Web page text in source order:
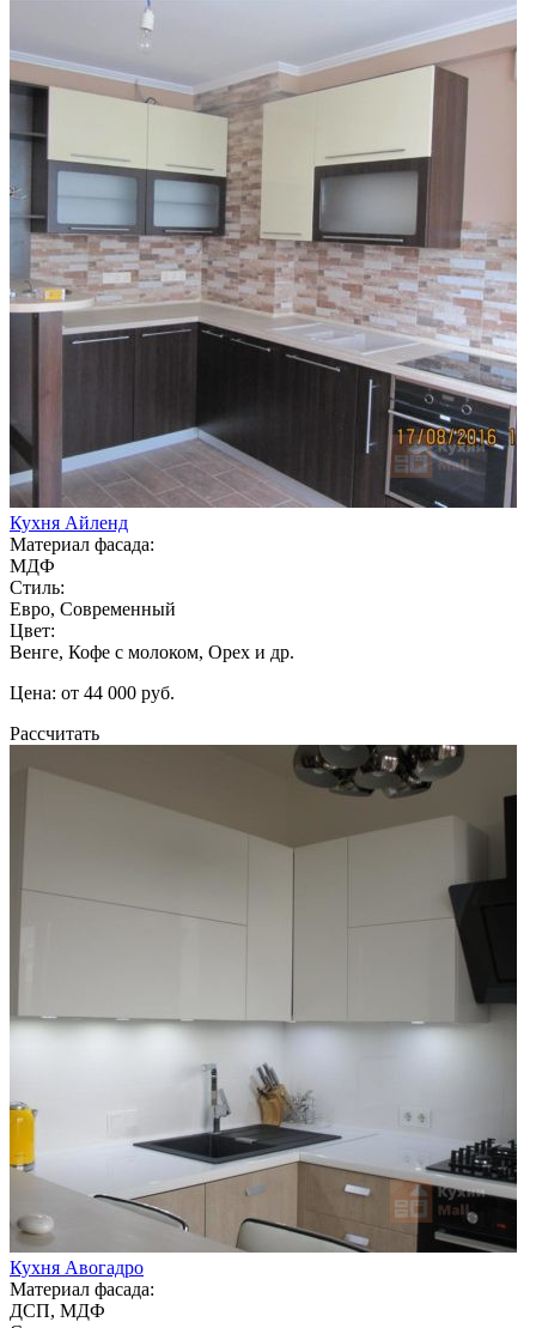
Кухня Айленд
Материал фасада:
МДФ
Стиль:
Евро, Современный
Цвет:
Венге, Кофе с молоком, Орех и др.
Цена: от 44 000 руб.
Рассчитать
Кухня Авогадро
Материал фасада:
ДСП, МДФ